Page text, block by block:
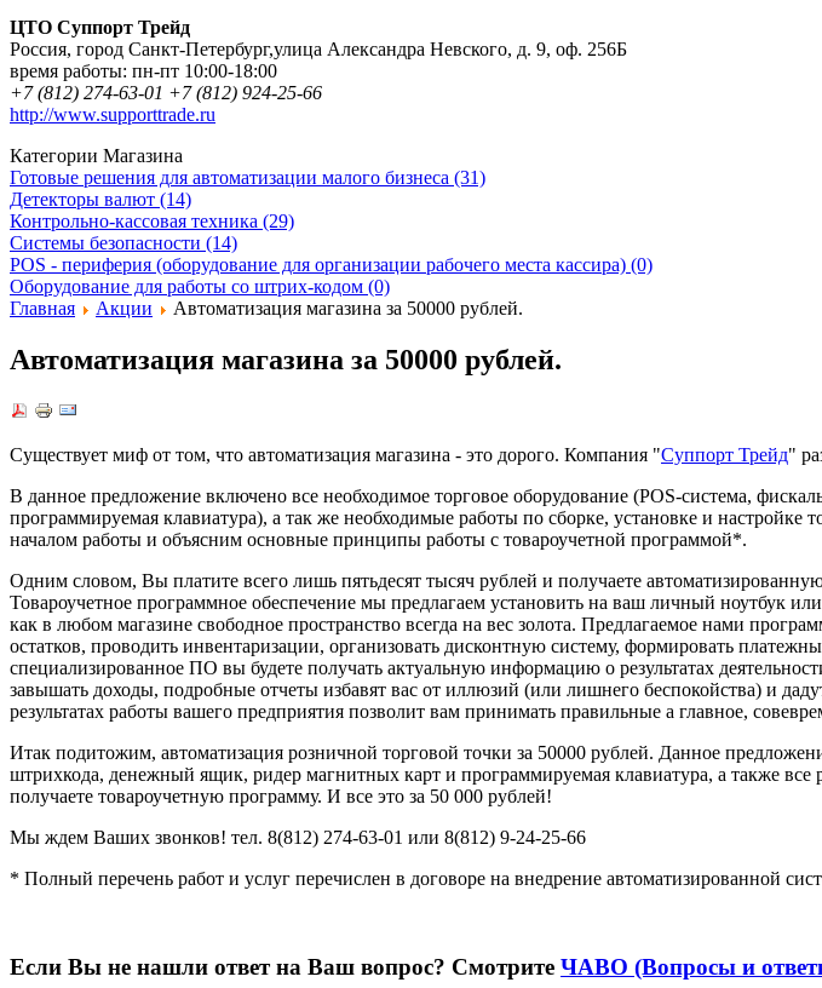
ЦТО Суппорт Трейд
Россия, город Санкт-Петербург,улица Александра Невского, д. 9, оф. 256Б
время работы: пн-пт 10:00-18:00
+7 (812) 274-63-01 +7 (812) 924-25-66
http://www.supporttrade.ru
Категории Магазина
Готовые решения для автоматизации малого бизнеса (31)
Детекторы валют (14)
Контрольно-кассовая техника (29)
Системы безопасности (14)
POS - периферия (оборудование для организации рабочего места кассира) (0)
Оборудование для работы со штрих-кодом (0)
Главная
Акции Автоматизация магазина за 50000 рублей.
Автоматизация магазина за 50000 рублей.
Существует миф от том, что автоматизация магазина - это дорого. Компания "Суппорт Трейд"
В данное предложение включено все необходимое торговое оборудование (POS-система,
программируемая клавиатура), а так же необходимые работы по сборке, установке и
началом работы и объясним основные принципы работы с товароучетной программой*.
Одним словом, Вы платите всего лишь пятьдесят тысяч рублей и получаете
Товароучетное программное обеспечение мы предлагаем установить на ваш личный ноутбук
как в любом магазине свободное пространство всегда на вес золота. Предлагаемое нами
остатков, проводить инвентаризации, организовать дисконтную систему, формировать
специализированное ПО вы будете получать актуальную информацию о результатах
завышать доходы, подробные отчеты избавят вас от иллюзий (или лишнего беспокойства) и
результатах работы вашего предприятия позволит вам принимать правильные а главное,
Итак подитожим, автоматизация розничной торговой точки за 50000 рублей. Данное
штрихкода, денежный ящик, ридер магнитных карт и программируемая клавиатура, а также
получаете товароучетную программу. И все это за 50 000 рублей!
Мы ждем Ваших звонков! тел. 8(812) 274-63-01 или 8(812) 9-24-25-66
* Полный перечень работ и услуг перечислен в договоре на внедрение автоматизированной
Если Вы не нашли ответ на Ваш вопрос? Смотрите ЧАВО (Вопросы и